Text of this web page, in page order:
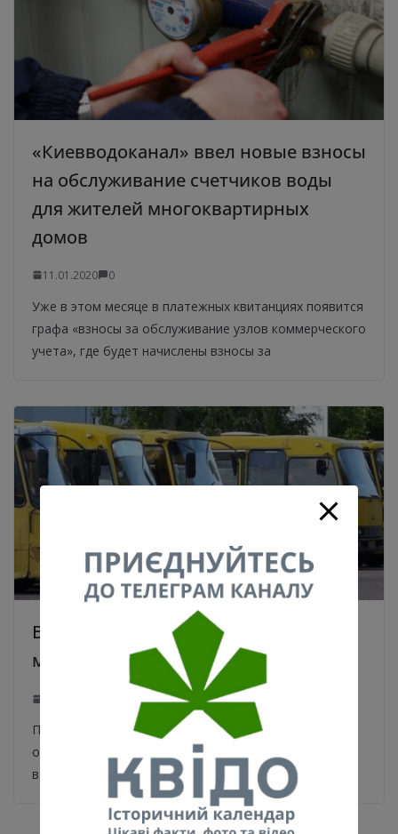
«Киевводоканал» ввел новые взносы
на обслуживание счетчиков воды
для жителей многоквартирных
домов
11.01.2020 0
Уже в этом месяце в платежных квитанциях появится
графа «взносы за обслуживание узлов коммерческого
учета», где будет начислены взносы за
В Киеве вырастут цены на проезд в
маршрутках
Повышение цен на проезд в маршрутках Киева
ожидается с 11 января По информации РБК-Украина,
в Киеве повысят цены на проезд